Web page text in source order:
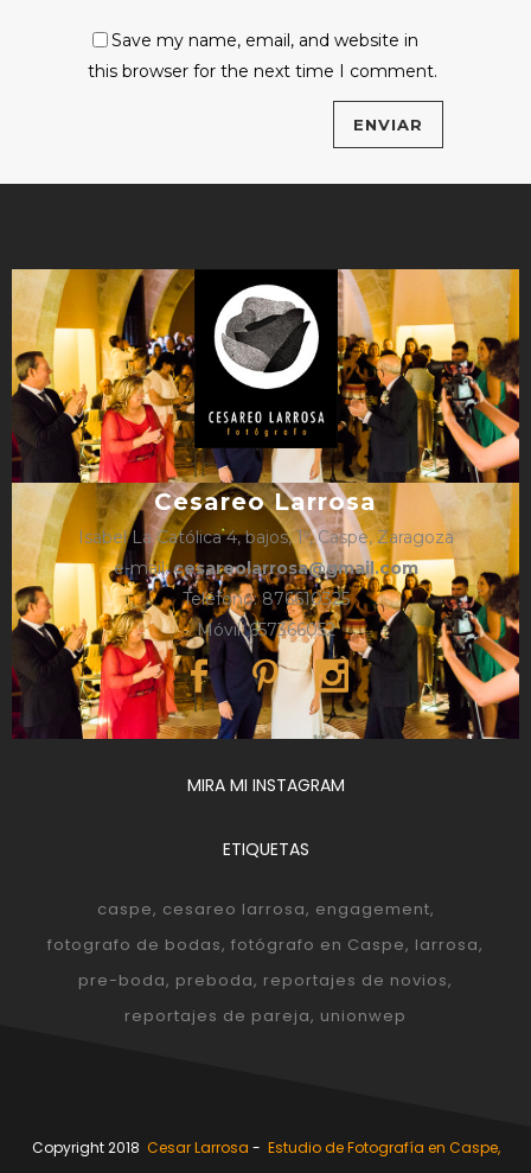
Save my name, email, and website in
this browser for the next time I comment.
Cesareo Larrosa
Isabel La Católica 4, bajos, 1º, Caspe, Zaragoza
e-mail:cesareolarrosa@gmail.com
Teléfono: 876610325
Móvil: 657366052
MIRA MI INSTAGRAM
ETIQUETAS
caspe cesareo larrosa engagement
fotografo de bodas fotógrafo en Caspe larrosa
pre-boda preboda reportajes de novios
reportajes de pareja unionwep
Copyright 2018 Cesar Larrosa - Estudio de Fotografía en Caspe,